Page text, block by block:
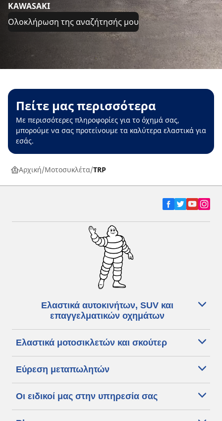
KAWASAKI
Ολοκλήρωση της αναζήτησής μου
Πείτε μας περισσότερα
Με περισσότερες πληροφορίες για το όχημά σας,
μπορούμε να σας προτείνουμε τα καλύτερα ελαστικά για
εσάς.
Αρχική Μοτοσυκλέτα TRP
Ελαστικά αυτοκινήτων, SUV και
επαγγελματικών οχημάτων
Ελαστικά μοτοσικλετών και σκούτερ
Εύρεση μεταπωλητών
Οι ειδικοί μας στην υπηρεσία σας